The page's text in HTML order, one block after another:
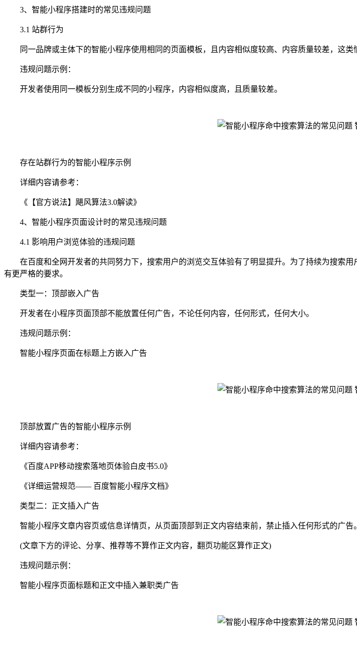
3、智能小程序搭建时的常见违规问题
3.1 站群行为
同一品牌或主体下的智能小程序使用相同的页面模板，且内容相似度较高、内容质量较差，这类
违规问题示例：
开发者使用同一模板分别生成不同的小程序，内容相似度高，且质量较差。
存在站群行为的智能小程序示例
详细内容请参考：
《【官方说法】飓风算法3.0解读》
4、智能小程序页面设计时的常见违规问题
4.1 影响用户浏览体验的违规问题
在百度和全网开发者的共同努力下，搜索用户的浏览交互体验有了明显提升。为了持续为搜索用
有更严格的要求。
类型一：顶部嵌入广告
开发者在小程序页面顶部不能放置任何广告，不论任何内容，任何形式，任何大小。
违规问题示例：
智能小程序页面在标题上方嵌入广告
顶部放置广告的智能小程序示例
详细内容请参考：
《百度APP移动搜索落地页体验白皮书5.0》
《详细运营规范—— 百度智能小程序文档》
类型二：正文插入广告
智能小程序文章内容页或信息详情页，从页面顶部到正文内容结束前，禁止插入任何形式的广告。
(文章下方的评论、分享、推荐等不算作正文内容，翻页功能区算作正文)
违规问题示例：
智能小程序页面标题和正文中插入兼职类广告